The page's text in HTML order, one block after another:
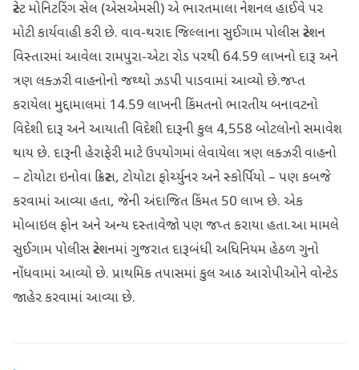
સ્ટેટ મોનિટરિંગ સેલ (એસએમસી) એ ભારતમાલા નેશનલ હાઈવે પર
મોટી કાર્યવાહી કરી છે. વાવ-થરાદ જિલ્લાના સુઈગામ પોલીસ સ્ટેશન
વિસ્તારમાં આવેલા રામપુરા-એટા રોડ પરથી 64.59 લાખનો દારૂ અને
ત્રણ લક્ઝરી વાહનોનો જથ્થો ઝડપી પાડવામાં આવ્યો છે.જપ્ત
કરાયેલા મુદ્દામાલમાં 14.59 લાખની કિંમતનો ભારતીય બનાવટનો
વિદેશી દારૂ અને આયાતી વિદેશી દારૂની કુલ 4,558 બોટલોનો સમાવેશ
થાય છે. દારૂની હેરાફેરી માટે ઉપયોગમાં લેવાયેલા ત્રણ લક્ઝરી વાહનો
– ટોયોટા ઇનોવા ક્રિસ્ટા, ટોયોટા ફોર્ચ્યુનર અને સ્કોર્પિયો – પણ કબજે
કરવામાં આવ્યા હતા, જેની અંદાજિત કિંમત 50 લાખ છે. એક
મોબાઇલ ફોન અને અન્ય દસ્તાવેજો પણ જપ્ત કરાયા હતા.આ મામલે
સુઈગામ પોલીસ સ્ટેશનમાં ગુજરાત દારૂબંધી અધિનિયમ હેઠળ ગુનો
નોંધવામાં આવ્યો છે. પ્રાથમિક તપાસમાં કુલ આઠ આરોપીઓને વોન્ટેડ
જાહેર કરવામાં આવ્યા છે.